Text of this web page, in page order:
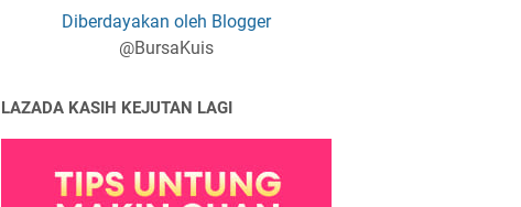
Diberdayakan oleh Blogger
@BursaKuis
LAZADA KASIH KEJUTAN LAGI